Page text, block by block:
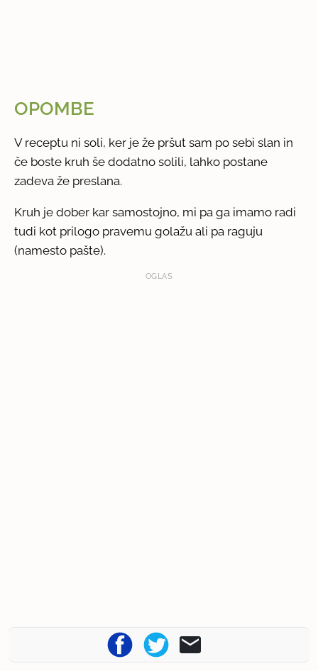
OPOMBE
V receptu ni soli, ker je že pršut sam po sebi slan in
če boste kruh še dodatno solili, lahko postane
zadeva že preslana.
Kruh je dober kar samostojno, mi pa ga imamo radi
tudi kot prilogo pravemu golažu ali pa raguju
(namesto pašte).
OGLAS